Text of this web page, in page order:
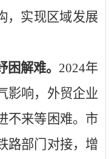
，实现区域发展
解难。 2024年
影响，外贸企业
不来等困难。市
路部门对接，增